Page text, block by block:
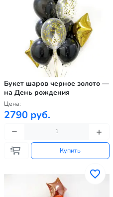
Букет шаров черное золото —
на День рождения
Цена:
2790 руб.
Купить